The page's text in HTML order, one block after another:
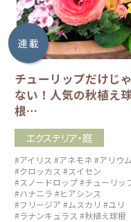
連 載
チューリップだけじゃ
ない！人気の秋植え
根…
エクステリア・庭
#アイリス #アネモネ#アリウム
#クロッカス #スイセン
#スノードロップ#チューリッ
#ハナニラ #ヒアシンス
#フリージア #ムスカリ #ユリ
#ラナンキュラス #秋植え球根